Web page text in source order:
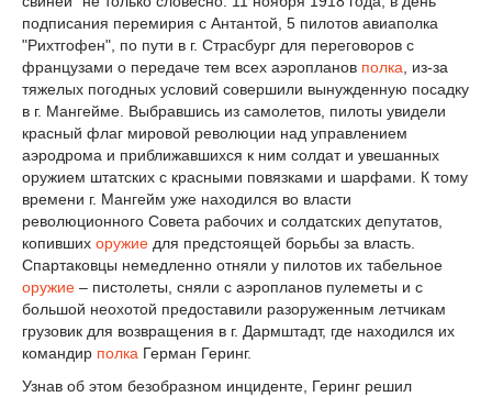
подписания перемирия с Антантой, 5 пилотов авиаполка
"Рихтгофен", по пути в г. Страсбург для переговоров с
французами о передаче тем всех аэропланов полка , из-за
тяжелых погодных условий совершили вынужденную посадку
в г. Мангейме. Выбравшись из самолетов, пилоты увидели
красный флаг мировой революции над управлением
аэродрома и приближавшихся к ним солдат и увешанных
оружием штатских с красными повязками и шарфами. К тому
времени г. Мангейм уже находился во власти
революционного Совета рабочих и солдатских депутатов,
копивших оружие для предстоящей борьбы за власть.
Спартаковцы немедленно отняли у пилотов их табельное
оружие – пистолеты, сняли с аэропланов пулеметы и с
большой неохотой предоставили разоруженным летчикам
грузовик для возвращения в г. Дармштадт, где находился их
командир полка Герман Геринг.
Узнав об этом безобразном инциденте, Геринг решил